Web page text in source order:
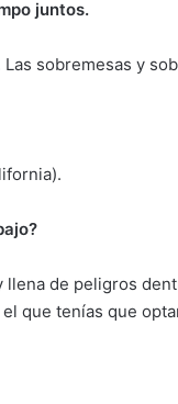
juntos.
sobremesas y
de peligros
que tenías que